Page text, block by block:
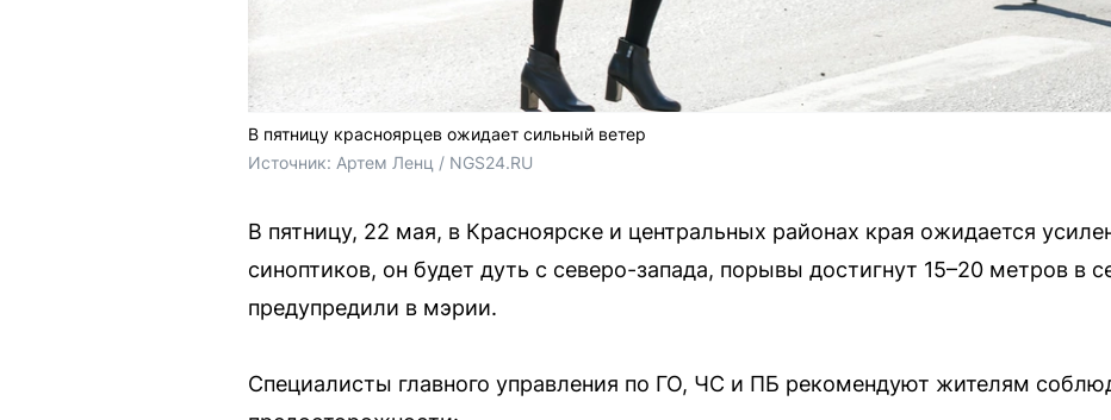
В пятницу красноярцев ожидает сильный ветер
Источник: Артем Ленц / NGS24.RU
В пятницу, 22 мая, в Красноярске и центральных районах края ожидается
синоптиков, он будет дуть с северо-запада, порывы достигнут 15–20 метров в
предупредили в мэрии.
Специалисты главного управления по ГО, ЧС и ПБ рекомендуют жителям